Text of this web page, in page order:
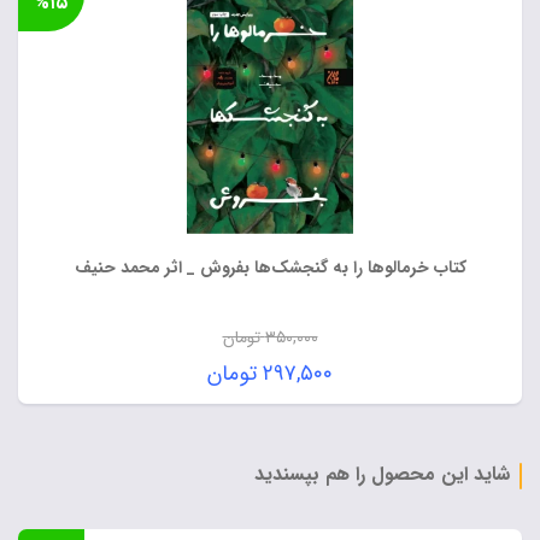
بود.
۳۶۹,۷۵۰ تومان.
کتاب خرمالوها را به گنجشک‌ها بفروش _ اثر محمد حنیف
۳۵۰,۰۰۰تومان
قیمت
اصلی:
بود.
۲۹۷,۵۰۰تومان
قیمت
۲۹۷,۵۰۰ تومان.شاید این محصول را هم بپسندید